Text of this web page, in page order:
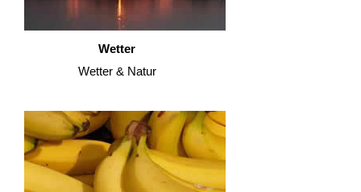
Wetter
Wetter & Natur